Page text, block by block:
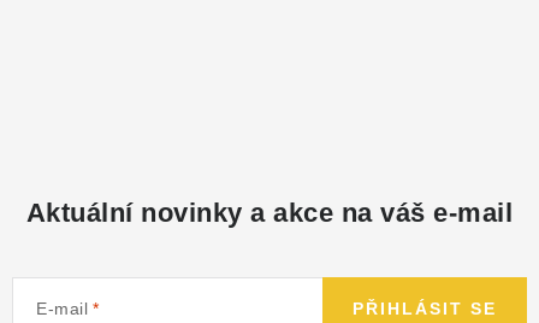
Aktuální novinky a akce na váš e-mail
E-mail PŘIHLÁSIT SE